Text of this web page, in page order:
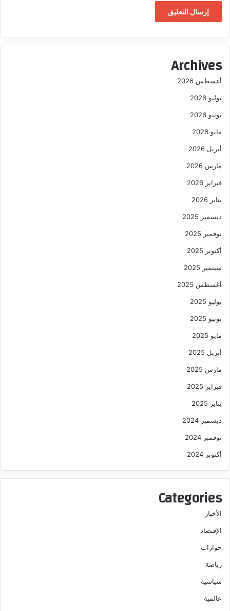
Archives
أغسطس 2026
يوليو 2026
يونيو 2026
مايو 2026
أبريل 2026
مارس 2026
فبراير 2026
يناير 2026
ديسمبر 2025
نوفمبر 2025
أكتوبر 2025
سبتمبر 2025
أغسطس 2025
يوليو 2025
يونيو 2025
مايو 2025
أبريل 2025
مارس 2025
فبراير 2025
يناير 2025
ديسمبر 2024
نوفمبر 2024
أكتوبر 2024
Categories
الأخبار
الإقتصاد
حوارات
رياضة
سياسية
عالمية